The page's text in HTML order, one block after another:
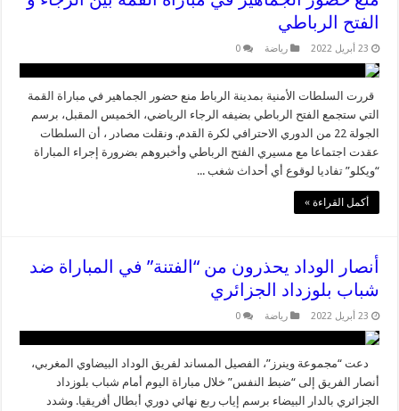
الفتح الرباطي
23 أبريل 2022 رياضة 0
قررت السلطات الأمنية بمدينة الرباط منع حضور الجماهير في مباراة القمة
التي ستجمع الفتح الرباطي بضيفه الرجاء الرياضي، الخميس المقبل، برسم
الجولة 22 من الدوري الاحترافي لكرة القدم. ونقلت مصادر ، أن السلطات
عقدت اجتماعا مع مسيري الفتح الرباطي وأخبروهم بضرورة إجراء المباراة
“ويكلو” تفاديا لوقوع أي أحداث شغب ...
أكمل القراءة »
أنصار الوداد يحذرون من “الفتنة” في المباراة ضد
شباب بلوزداد الجزائري
23 أبريل 2022 رياضة 0
دعت “مجموعة وينرز”، الفصيل المساند لفريق الوداد البيضاوي المغربي،
أنصار الفريق إلى “ضبط النفس” خلال مباراة اليوم أمام شباب بلوزداد
الجزائري بالدار البيضاء برسم إياب ربع نهائي دوري أبطال أفريقيا. وشدد